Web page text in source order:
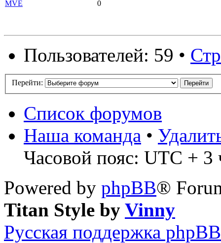
MVE
0
Пользователей: 59 •
Перейти:
Список форумов
Наша команда •
Часовой пояс: UTC + 3
Powered by phpBB®
Titan Style by Vinny
Русская поддержка phpBB